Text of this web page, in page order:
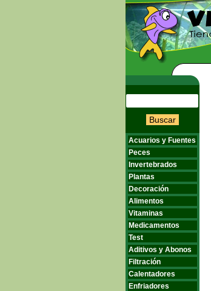
Buscar
Acuarios y Fuentes
Peces
Invertebrados
Plantas
Decoración
Alimentos
Vitaminas
Medicamentos
Test
Aditivos y Abonos
Filtración
Calentadores
Enfriadores